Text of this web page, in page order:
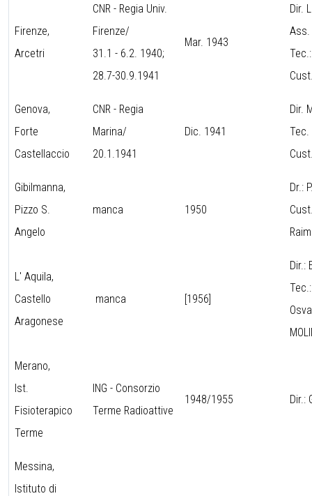
Firenze,
Arcetri
CNR - Regia Univ.
Firenze/
31.1 - 6.2. 1940;
28.7-30.9.1941
Mar. 1943
Dir.
Ass.
Genova,
Forte
Castellaccio
CNR - Regia
Marina/
20.1.1941
Dic. 1941
Dir.
Tec.
Gibilmanna,
Pizzo S.
Angelo
manca 1950
Dr.:
L' Aquila,
Castello
Aragonese
manca [1956]
Dir.:
Merano,
Ist.
Fisioterapico
Terme
ING - Consorzio
Terme Radioattive
1948/1955 Dir.:
Messina,
Istituto di